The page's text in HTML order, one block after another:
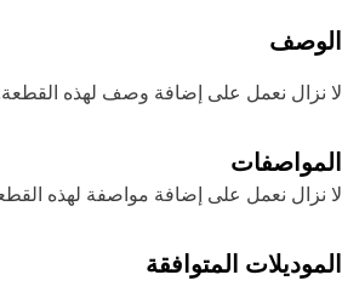
نزال نعمل على إضافة وصف لهذه القطعة.
نعمل على إضافة مواصفة لهذه القطعة.
المتوافقة